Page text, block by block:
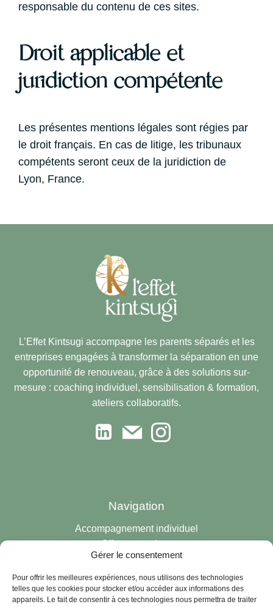
Gérer le consentement
Pour offrir les meilleures expériences, nous utilisons des technologies
telles que les cookies pour stocker et/ou accéder aux informations des
appareils. Le fait de consentir à ces technologies nous permettra de traiter
responsable du contenu de ces sites.
Droit applicable et
juridiction compétente
Les présentes mentions légales sont régies par
le droit français. En cas de litige, les tribunaux
compétents seront ceux de la juridiction de
Lyon, France.
L’Effet Kintsugi accompagne les parents séparés et les
entreprises engagées à transformer la séparation en une
opportunité de renouveau, grâce à des solutions sur-
mesure : coaching individuel, sensibilisation & formation,
ateliers collaboratifs.
Navigation
Accompagnement individuel
Offre entreprises
Qui suis-je ?
Lire le manifeste
Me contacter